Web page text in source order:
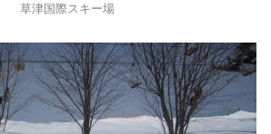
草津国際スキー場